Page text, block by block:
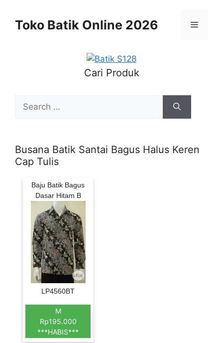
contentToko Batik Online 2026 Menu
Cari Produk
for:
Busana Batik Santai Bagus Halus Keren
Cap Tulis
Baju Batik Bagus
Dasar Hitam B
LP4560BT
M
Rp195.000
***HABIS***